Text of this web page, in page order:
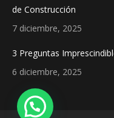
de Construcción
7 diciembre, 2025
3 Preguntas
6 diciembre, 2025